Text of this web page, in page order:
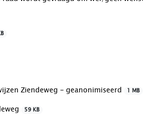
Ziendeweg - geanonimiseerd 1 MB
59 KB